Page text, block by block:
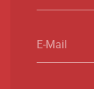
E-Mail